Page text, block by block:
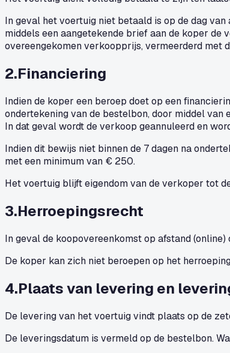
In geval het voertuig niet betaald is op de dag
middels een aangetekende brief aan de koper de
overeengekomen verkoopprijs, vermeerderd met
2.Financiering
Indien de koper een beroep doet op een
ondertekening van de bestelbon, door middel
In dat geval wordt de verkoop geannuleerd en
Indien dit bewijs niet binnen de 7 dagen na
met een minimum van € 250.
Het voertuig blijft eigendom van de verkoper tot
3.Herroepingsrecht
In geval de koopovereenkomst op afstand
De koper kan zich niet beroepen op het
4.Plaats van levering en
De levering van het voertuig vindt plaats op de
De leveringsdatum is vermeld op de bestelbon.